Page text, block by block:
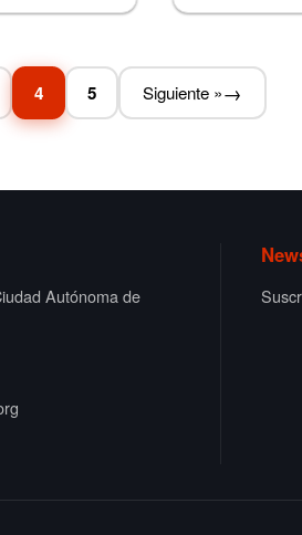
de
4 5 Siguiente »
Autónoma de